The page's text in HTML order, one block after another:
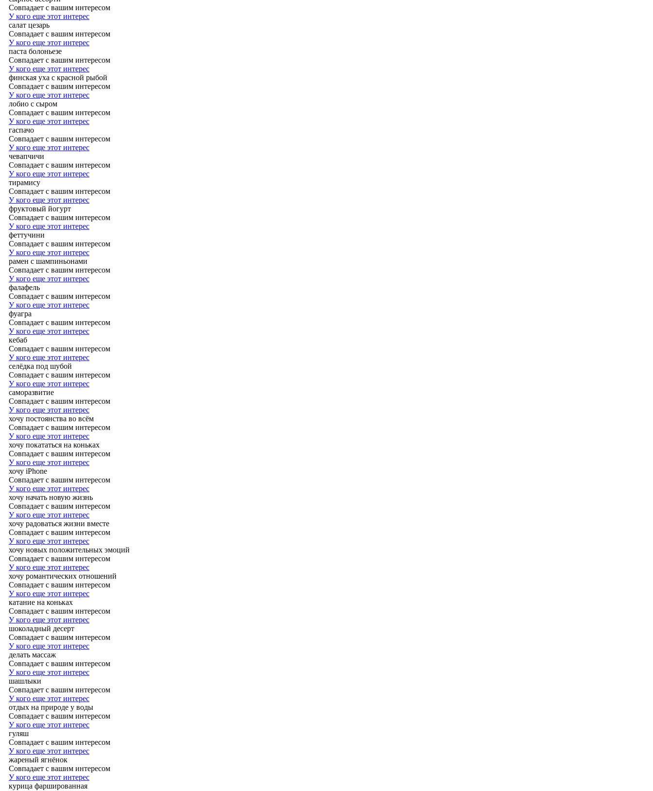
Совпадает с вашим интересом
У кого еще этот интерес
салат цезарь
Совпадает с вашим интересом
У кого еще этот интерес
паста болоньезе
Совпадает с вашим интересом
У кого еще этот интерес
финская уха с красной рыбой
Совпадает с вашим интересом
У кого еще этот интерес
лобио с сыром
Совпадает с вашим интересом
У кого еще этот интерес
гаспачо
Совпадает с вашим интересом
У кого еще этот интерес
чевапчичи
Совпадает с вашим интересом
У кого еще этот интерес
тирамису
Совпадает с вашим интересом
У кого еще этот интерес
фруктовый йогурт
Совпадает с вашим интересом
У кого еще этот интерес
феттучини
Совпадает с вашим интересом
У кого еще этот интерес
рамен с шампиньонами
Совпадает с вашим интересом
У кого еще этот интерес
фалафель
Совпадает с вашим интересом
У кого еще этот интерес
фуагра
Совпадает с вашим интересом
У кого еще этот интерес
кебаб
Совпадает с вашим интересом
У кого еще этот интерес
селёдка под шубой
Совпадает с вашим интересом
У кого еще этот интерес
саморазвитие
Совпадает с вашим интересом
У кого еще этот интерес
хочу постоянства во всём
Совпадает с вашим интересом
У кого еще этот интерес
хочу покататься на коньках
Совпадает с вашим интересом
У кого еще этот интерес
хочу iPhone
Совпадает с вашим интересом
У кого еще этот интерес
хочу начать новую жизнь
Совпадает с вашим интересом
У кого еще этот интерес
хочу радоваться жизни вместе
Совпадает с вашим интересом
У кого еще этот интерес
хочу новых положительных эмоций
Совпадает с вашим интересом
У кого еще этот интерес
хочу романтических отношений
Совпадает с вашим интересом
У кого еще этот интерес
катание на коньках
Совпадает с вашим интересом
У кого еще этот интерес
шоколадный десерт
Совпадает с вашим интересом
У кого еще этот интерес
делать массаж
Совпадает с вашим интересом
У кого еще этот интерес
шашлыки
Совпадает с вашим интересом
У кого еще этот интерес
отдых на природе у воды
Совпадает с вашим интересом
У кого еще этот интерес
гуляш
Совпадает с вашим интересом
У кого еще этот интерес
жареный ягнёнок
Совпадает с вашим интересом
У кого еще этот интерес
курица фаршированная